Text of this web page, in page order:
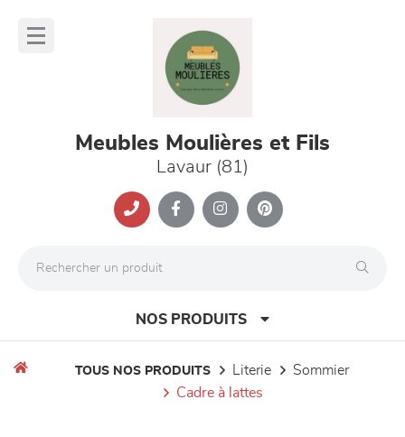
Meubles Moulières et Fils
Lavaur (81)
NOS PRODUITS
TOUS NOS PRODUITS literie
sommier
cadre à lattes